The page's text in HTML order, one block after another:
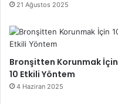
21 Ağustos 2025
Bronşitten Korunmak İçin
10 Etkili Yöntem
4 Haziran 2025